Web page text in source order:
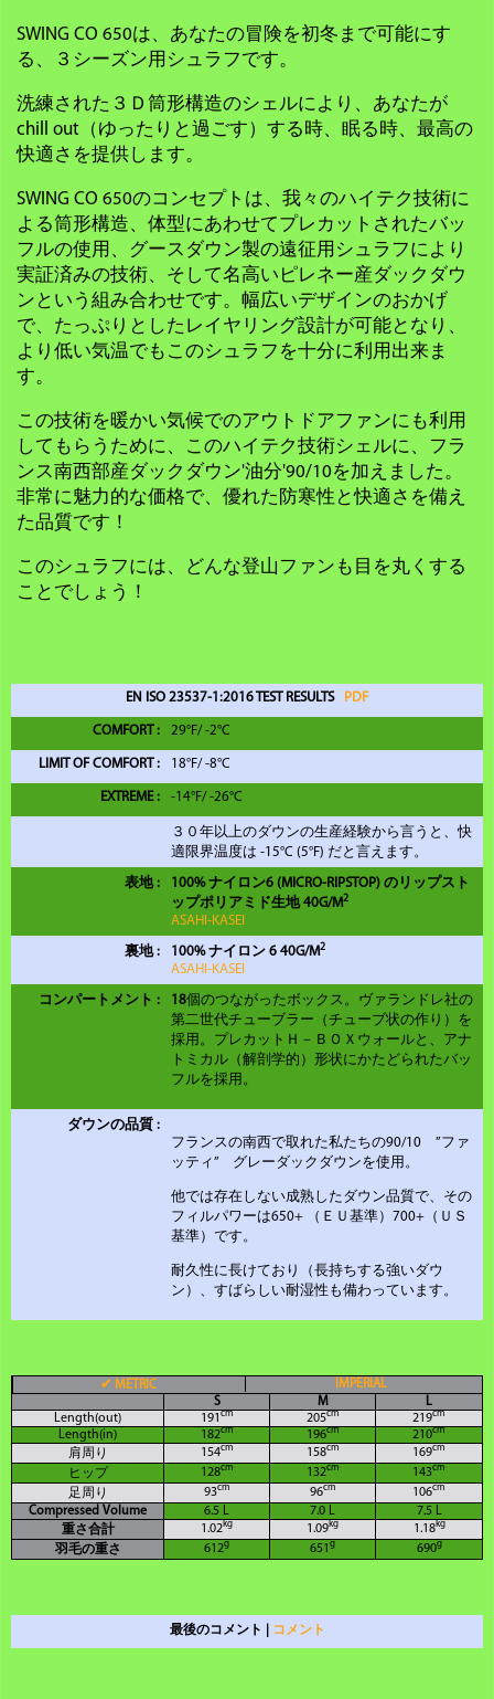
SWING CO 650は、あなたの冒険を初冬まで可能にす
る、３シーズン用シュラフです。
洗練された３Ｄ筒形構造のシェルにより、あなたが
chill out（ゆったりと過ごす）する時、眠る時、最高の
快適さを提供します。
SWING CO 650のコンセプトは、我々のハイテク技術に
よる筒形構造、体型にあわせてプレカットされたバッ
フルの使用、グースダウン製の遠征用シュラフにより
実証済みの技術、そして名高いピレネー産ダックダウ
ンという組み合わせです。幅広いデザインのおかげ
で、たっぷりとしたレイヤリング設計が可能となり、
より低い気温でもこのシュラフを十分に利用出来ま
す。
この技術を暖かい気候でのアウトドアファンにも利用
してもらうために、このハイテク技術シェルに、フラ
ンス南西部産ダックダウン'油分'90/10を加えました。
非常に魅力的な価格で、優れた防寒性と快適さを備え
た品質です！
このシュラフには、どんな登山ファンも目を丸くする
ことでしょう！
EN ISO 23537-1:2016 TEST RESULTS PDF
COMFORT : 29°F/-2°C
LIMIT OF COMFORT : 18°F/-8°C
EXTREME : -14°F/-26°C
３０年以上のダウンの生産経験から言うと、快
適限界温度は -15°C (5°F) だと言えます。
表地 :
100% ナイロン6 (MICRO-RIPSTOP) のリップスト
ップポリアミド生地 40G/M2
ASAHI-KASEI
裏地 : 100% ナイロン 6 40G/M2
ASAHI-KASEI
コンパートメント : 18個のつながったボックス。ヴァランドレ社の
第二世代チューブラー（チューブ状の作り）を
採用。プレカットＨ－ＢＯＸウォールと、アナ
トミカル（解剖学的）形状にかたどられたバッ
フルを採用。
ダウンの品質 :
フランスの南西で取れた私たちの90/10 ”ファ
ッティ” グレーダックダウンを使用。
他では存在しない成熟したダウン品質で、その
フィルパワーは650+ （ＥＵ基準）700+（ＵＳ
基準）です。
耐久性に長けており（長持ちする強いダウ
ン）、すばらしい耐湿性も備わっています。
✔METRIC
IMPERIAL
S
M
L
Length(out)
191 cm 205cm 219cm
Length(in) 182cm 196cm 210cm
肩周り 154cm 158cm 169cm
ヒップ 128cm 132cm 143cm
足周り 93cm 96cm 106cm
Compressed Volume 6.5 L 7.0 L
7.5 L
重さ合計
1.02kg 1.09kg 1.18kg
羽毛の重さ 612g 651 g 690g
最後のコメント | コメント